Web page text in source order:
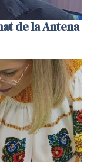
de la Antena